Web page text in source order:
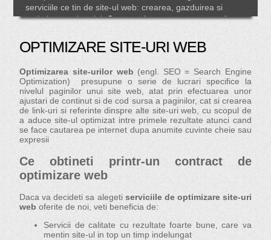
serviciile ce tin de site-ul web: crearea, gazduirea si
optimizarea site-ului.Contactati-ne acumpentru o oferta
personalizata!
OPTIMIZARE SITE-URI WEB
Optimizarea site-urilor web (engl. SEO = Search Engine
Optimization) presupune o serie de lucrari specifice la
nivelul paginilor unui site web, atat prin efectuarea unor
ajustari de continut si de cod sursa a paginilor, cat si crearea
de link-uri si referinte dinspre alte site-uri web, cu scopul de
a aduce site-ul optimizat intre primele rezultate atunci cand
se face cautarea pe internet dupa anumite cuvinte cheie sau
expresii
Ce obtineti printr-un contract de
optimizare web
Daca va decideti sa alegeti serviciile de optimizare site-uri
web oferite de noi, veti beneficia de:
Servicii de calitate cu rezultate foarte bune, care va
mentin site-ul in top un timp indelungat